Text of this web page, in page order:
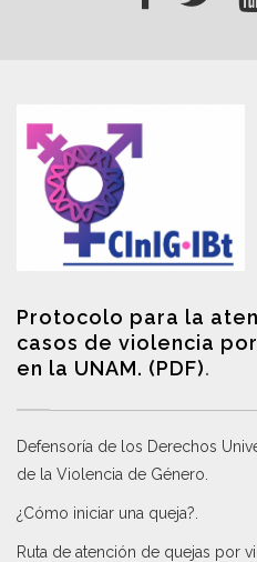
Protocolo para la
casos de violencia
en la UNAM. (PDF).
Defensoría de los Derechos
de la Violencia de Género
¿Cómo iniciar una queja?
Ruta de atención de quejas por